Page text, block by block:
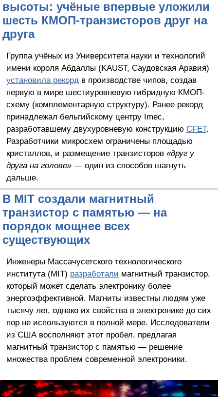
высоты: учёные впервые уложили
шесть КМОП-транзисторов друг на
друга
Группа учёных из Университета науки и технологий
имени короля Абдаллы (KAUST, Саудовская Аравия)
установила рекорд в производстве чипов, создав
первую в мире шестиуровневую гибридную КМОП-
схему (комплементарную структуру). Ранее рекорд
принадлежал бельгийскому центру Imec,
разработавшему двухуровневую конструкцию CFET.
Разработчики микросхем ограничены площадью
кристаллов, и размещение транзисторов«друг у
друга на голове»— один из способов шагнуть
дальше.
В MIT создали магнитный
транзистор с памятью — на
порядок мощнее всех
существующих
Инженеры Массачусетского технологического
института (MIT) разработали магнитный транзистор,
который может сделать электронику более
энергоэффективной. Магниты известны людям уже
тысячу лет, однако их свойства в электронике до сих
пор не используются в полной мере. Исследователи
из США восполняют этот пробел, предлагая
магнитный транзистор с памятью — решение
множества проблем современной электроники.